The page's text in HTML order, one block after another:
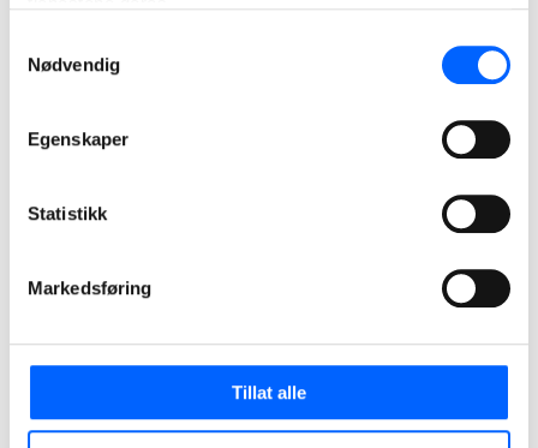
Nødvendig
Egenskaper
Statistikk
Markedsføring
Tillat alle